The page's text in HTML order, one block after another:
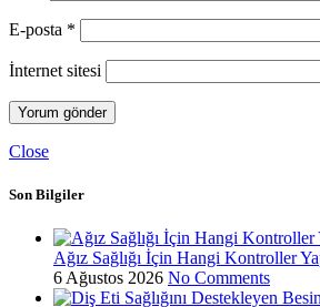
E-posta *
İnternet sitesi
Close
Son Bilgiler
Ağız Sağlığı İçin Hangi Kontroller
6 Ağustos 2026 No Comments